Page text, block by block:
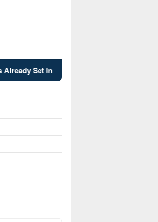
Kelsey Mitchell’s Late Heroics Lead